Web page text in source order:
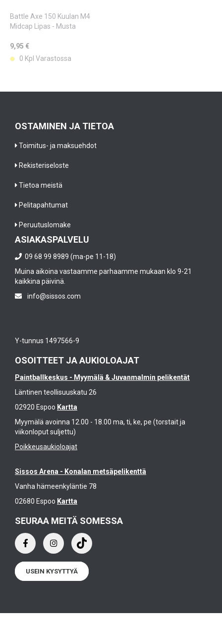
Battle Axe 150 Kuulan M4
Midcap Lipas - Musta
9,95 €
0 Kpl Varastossa
OSTAMINEN JA TIETOA
Toimitus- ja maksuehdot
Rekisteriseloste
Tietoa meistä
Pelitapahtumat
Peruutuslomake
ASIAKASPALVELU
09 68 99 8989 (ma-pe 11-18)
Muina aikoina vastaamme parhaamme mukaan klo 9-21
kaikkina päivinä.
info@sissos.com
Y-tunnus 1497566-9
OSOITTEET JA AUKIOLOAJAT
Paintballkeskus - Myymälä & Juvanmalmin pelikentät
Läntinen teollisuuskatu 26
02920 Espoo Kartta
Myymälä avoinna 12.00 - 18.00 ma, ti, ke, pe (torstait ja
viikonloput suljettu)
Poikkeusaukioloajat
Sissos Arena - Konalan metsäpelikenttä
Vanha hämeenkyläntie 78
02680 Espoo Kartta
SEURAA MEITÄ SOMESSA
USEIN KYSYTTYÄ